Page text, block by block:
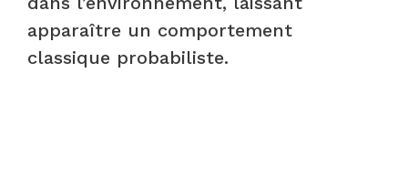
apparaître un comportement
classique probabiliste.